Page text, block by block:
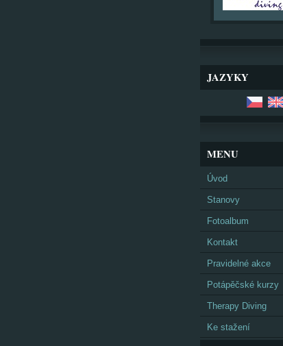
JAZYKY
MENU
Úvod
Stanovy
Fotoalbum
Kontakt
Pravidelné akce
Potápěčské kurzy
Therapy Diving
Ke stažení